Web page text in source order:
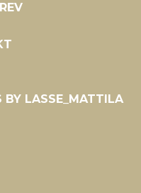
BY LASSE_MATTILA